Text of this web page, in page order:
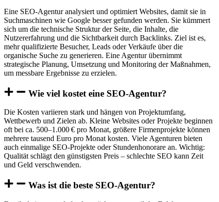
Eine SEO-Agentur analysiert und optimiert Websites, damit sie in
Suchmaschinen wie Google besser gefunden werden. Sie kümmert
sich um die technische Struktur der Seite, die Inhalte, die
Nutzererfahrung und die Sichtbarkeit durch Backlinks. Ziel ist es,
mehr qualifizierte Besucher, Leads oder Verkäufe über die
organische Suche zu generieren. Eine Agentur übernimmt
strategische Planung, Umsetzung und Monitoring der Maßnahmen,
um messbare Ergebnisse zu erzielen.
Wie viel kostet eine SEO-Agentur?
Die Kosten variieren stark und hängen von Projektumfang,
Wettbewerb und Zielen ab. Kleine Websites oder Projekte beginnen
oft bei ca. 500–1.000 € pro Monat, größere Firmenprojekte können
mehrere tausend Euro pro Monat kosten. Viele Agenturen bieten
auch einmalige SEO-Projekte oder Stundenhonorare an. Wichtig:
Qualität schlägt den günstigsten Preis – schlechte SEO kann Zeit
und Geld verschwenden.
Was ist die beste SEO-Agentur?